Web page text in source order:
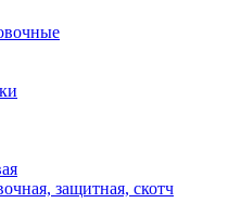
защитная, скотч